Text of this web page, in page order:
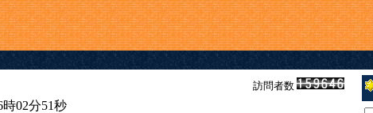
訪問者数
02分51秒